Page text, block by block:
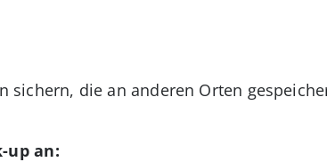
sichern, die an anderen Orten
up an: